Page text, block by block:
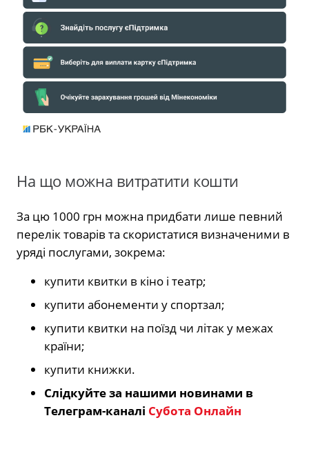
На що можна витратити кошти
За цю 1000 грн можна придбати лише певний
перелік товарів та скористатися визначеними в
уряді послугами, зокрема:
купити квитки в кіно і театр;
купити абонементи у спортзал;
купити квитки на поїзд чи літак у межах
країни;
купити книжки.
Слідкуйте за нашими новинами в
Телеграм-каналі Субота Онлайн